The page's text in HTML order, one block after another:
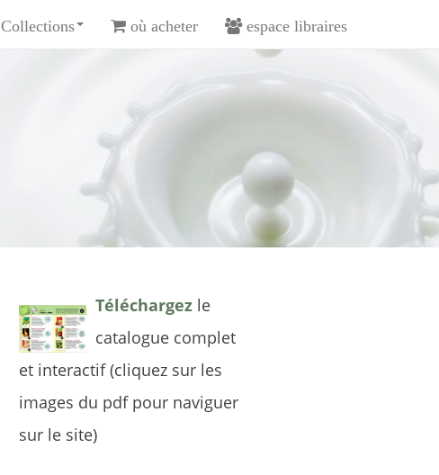
Collections où acheter espace libraires
Téléchargez le
catalogue complet
et interactif (cliquez sur les
images du pdf pour naviguer
sur le site)